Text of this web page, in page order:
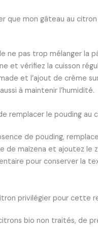
que mon gâteau au
ne pas trop mélanger la
et vérifiez la cuisson
et l’ajout de crème
à maintenir l’humidité.
remplacer le pouding au
de pouding,
de maïzena et ajoutez le
pour conserver la
privilégier pour cette
bio non traités, de